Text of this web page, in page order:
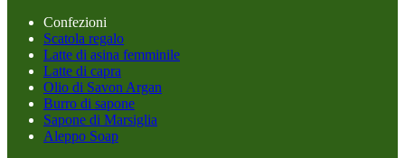
Confezioni
Scatola regalo
Latte di asina femminile
Latte di capra
Olio di Savon Argan
Burro di sapone
Sapone di Marsiglia
Aleppo Soap